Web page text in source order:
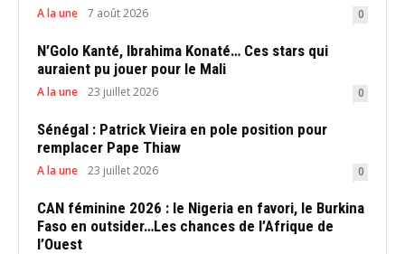
A la une 7 août 2026 0
N’Golo Kanté, Ibrahima Konaté… Ces stars qui
auraient pu jouer pour le Mali
A la une 23 juillet 2026 0
Sénégal : Patrick Vieira en pole position pour
remplacer Pape Thiaw
A la une 23 juillet 2026 0
CAN féminine 2026 : le Nigeria en favori, le Burkina
Faso en outsider…Les chances de l’Afrique de
l’Ouest